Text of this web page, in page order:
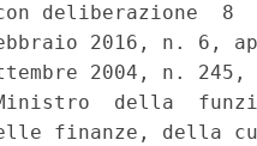
deliberazione
2016, n. 6,
2004, n.
della
finanze, della